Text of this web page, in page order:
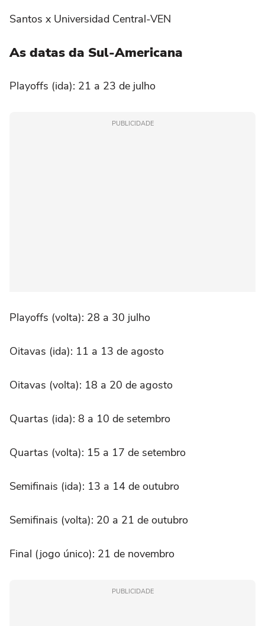
Santos x Universidad Central-VEN
As datas da Sul-Americana
Playoffs (ida): 21 a 23 de julho
PUBLICIDADE
Playoffs (volta): 28 a 30 julho
Oitavas (ida): 11 a 13 de agosto
Oitavas (volta): 18 a 20 de agosto
Quartas (ida): 8 a 10 de setembro
Quartas (volta): 15 a 17 de setembro
Semifinais (ida): 13 a 14 de outubro
Semifinais (volta): 20 a 21 de outubro
Final (jogo único): 21 de novembro
PUBLICIDADE